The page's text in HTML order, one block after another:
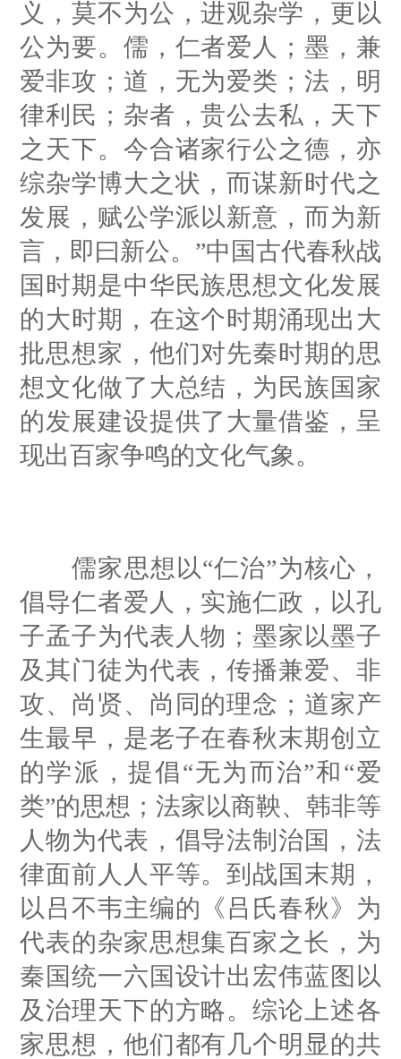
义，莫不为公，进观杂学，更以
公为要。儒，仁者爱人；墨，兼
爱非攻；道，无为爱类；法，明
律利民；杂者，贵公去私，天下
之天下。今合诸家行公之德，亦
综杂学博大之状，而谋新时代之
发展，赋公学派以新意，而为新
言，即曰新公。”中国古代春秋战
国时期是中华民族思想文化发展
的大时期，在这个时期涌现出大
批思想家，他们对先秦时期的思
想文化做了大总结，为民族国家
的发展建设提供了大量借鉴，呈
现出百家争鸣的文化气象。
儒家思想以“仁治”为核心，
倡导仁者爱人，实施仁政，以孔
子孟子为代表人物；墨家以墨子
及其门徒为代表，传播兼爱、非
攻、尚贤、尚同的理念；道家产
生最早，是老子在春秋末期创立
的学派，提倡“无为而治”和“爱
类”的思想；法家以商鞅、韩非等
人物为代表，倡导法制治国，法
律面前人人平等。到战国末期，
以吕不韦主编的《吕氏春秋》为
代表的杂家思想集百家之长，为
秦国统一六国设计出宏伟蓝图以
及治理天下的方略。综论上述各
家思想，他们都有几个明显的共